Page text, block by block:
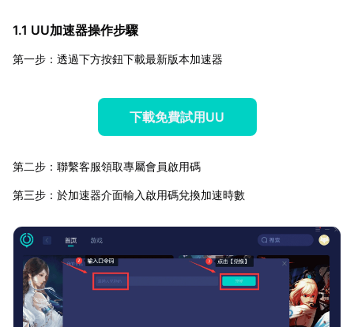
1.1 UU加速器操作步驟
第一步：透過下方按鈕下載最新版本加速器
下載免費試用UU
第二步：聯繫客服領取專屬會員啟用碼
第三步：於加速器介面輸入啟用碼兌換加速時數